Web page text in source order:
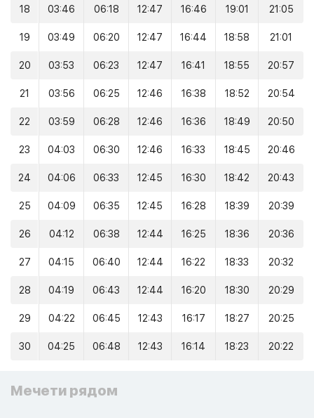
18 03:46 06:18 12:47 16:46 19:01 21:05
19 03:49 06:20 12:47 16:44 18:58 21:01
20 03:53 06:23 12:47 16:41 18:55 20:57
21 03:56 06:25 12:46 16:38 18:52 20:54
22 03:59 06:28 12:46 16:36 18:49 20:50
23 04:03 06:30 12:46 16:33 18:45 20:46
24 04:06 06:33 12:45 16:30 18:42 20:43
25 04:09 06:35 12:45 16:28 18:39 20:39
26 04:12 06:38 12:44 16:25 18:36 20:36
27 04:15 06:40 12:44 16:22 18:33 20:32
28 04:19 06:43 12:44 16:20 18:30 20:29
29 04:22 06:45 12:43 16:17 18:27 20:25
30 04:25 06:48 12:43 16:14 18:23 20:22
Мечети рядом